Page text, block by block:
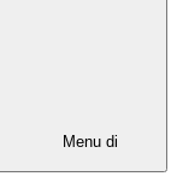
Menu di